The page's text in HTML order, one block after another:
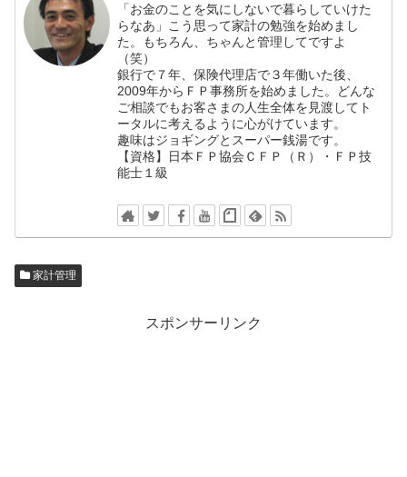
「お金のことを気にしないで暮らしていけた
らなあ」こう思って家計の勉強を始めまし
た。もちろん、ちゃんと管理してですよ
（笑）
銀行で７年、保険代理店で３年働いた後、
2009年からＦＰ事務所を始めました。どんな
ご相談でもお客さまの人生全体を見渡してト
ータルに考えるように心がけています。
趣味はジョギングとスーパー銭湯です。
【資格】日本ＦＰ協会ＣＦＰ（Ｒ）・ＦＰ技
能士１級
家計管理
スポンサーリンク